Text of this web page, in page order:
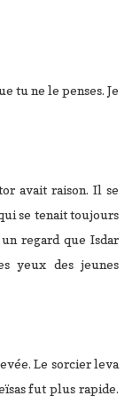
tu ne le penses. Je
avait raison. Il se
se tenait toujours
regard que Isdar
yeux des jeunes
Le sorcier leva
fut plus rapide.